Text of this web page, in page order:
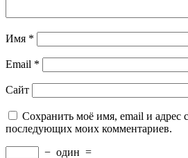
Имя *
Email *
Сайт
Сохранить моё имя, email и адрес
последующих моих комментариев.
− один =